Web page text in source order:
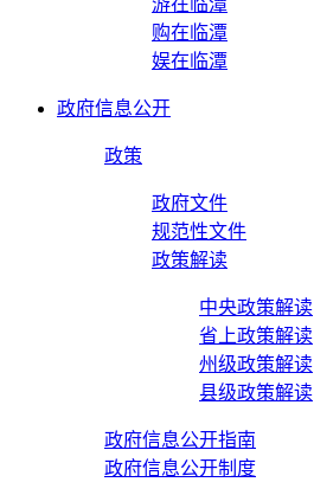
游在临潭
购在临潭
娱在临潭
政府信息公开
政策
政府文件
规范性文件
政策解读
中央政策解读
省上政策解读
州级政策解读
县级政策解读
政府信息公开指南
政府信息公开制度